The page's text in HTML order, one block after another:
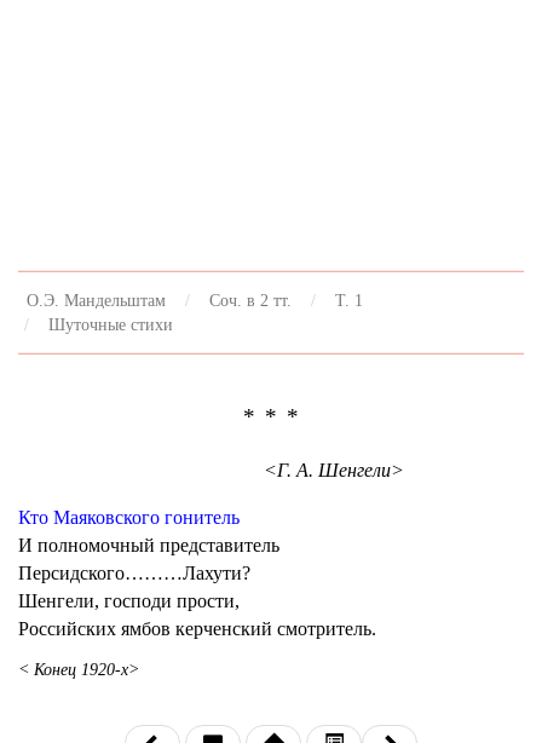
О.Э. Мандельштам Соч. в 2 тт.
Т. 1
Шуточные стихи
* * *
<Г. А. Шенгели>
Кто Маяковского гонитель
И полномочный представитель
Персидского………Лахути?
Шенгели, господи прости,
Российских ямбов керченский смотритель.
< Конец 1920-х>